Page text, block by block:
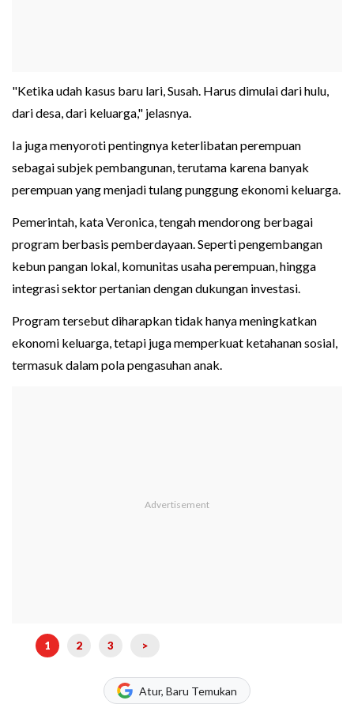
"Ketika udah kasus baru lari, Susah. Harus dimulai dari hulu,
dari desa, dari keluarga," jelasnya.
Ia juga menyoroti pentingnya keterlibatan perempuan
sebagai subjek pembangunan, terutama karena banyak
perempuan yang menjadi tulang punggung ekonomi keluarga.
Pemerintah, kata Veronica, tengah mendorong berbagai
program berbasis pemberdayaan. Seperti pengembangan
kebun pangan lokal, komunitas usaha perempuan, hingga
integrasi sektor pertanian dengan dukungan investasi.
Program tersebut diharapkan tidak hanya meningkatkan
ekonomi keluarga, tetapi juga memperkuat ketahanan sosial,
termasuk dalam pola pengasuhan anak.
1 2 3 >
Atur, Baru Temukan